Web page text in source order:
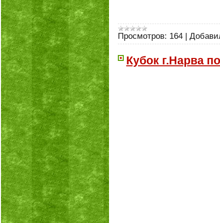
Просмотров: 164 |
Кубок г.Нарва